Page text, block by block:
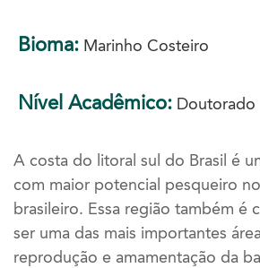
Bioma: Marinho Costeiro
Nível Acadêmico: Doutorado
A costa do litoral sul do Brasil é
com maior potencial pesqueiro
brasileiro. Essa região também é
ser uma das mais importantes
reprodução e amamentação da